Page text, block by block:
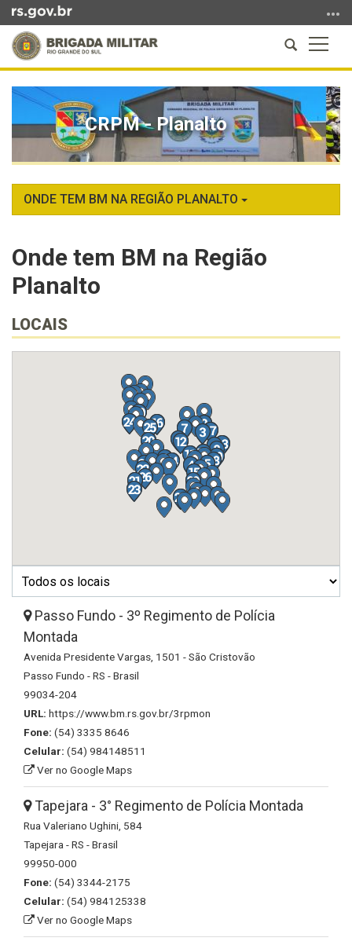
para
conteúdo
menu
busca
a
Abrir
a
busca
do
conteúdo
CRPM - Planalto
ONDE TEM BM NA REGIÃO PLANALTO
Onde tem BM na Região
Planalto
LOCAIS
Passo Fundo - 3º Regimento de Polícia
Montada
Avenida Presidente Vargas, 1501 - São Cristovão
Passo Fundo - RS - Brasil
99034-204
URL: https://www.bm.rs.gov.br/3rpmon
Fone: (54) 3335 8646
Celular: (54) 984148511
Ver no Google Maps
Tapejara - 3° Regimento de Polícia Montada
Rua Valeriano Ughini, 584
Tapejara - RS - Brasil
99950-000
Fone: (54) 3344-2175
Celular: (54) 984125338
Ver no Google Maps